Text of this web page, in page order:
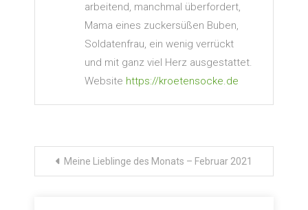
arbeitend, manchmal überfordert,
Mama eines zuckersüßen Buben,
Soldatenfrau, ein wenig verrückt
und mit ganz viel Herz ausgestattet.
Website https://kroetensocke.de
Beitragsnavigation
Meine Lieblinge des Monats – Februar 2021